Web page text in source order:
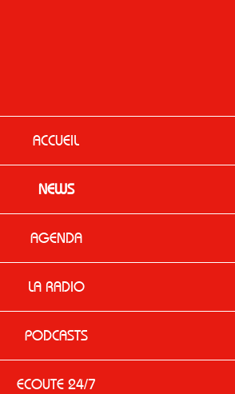
ACCUEIL
NEWS
AGENDA
LA RADIO
PODCASTS
ECOUTE 24/7